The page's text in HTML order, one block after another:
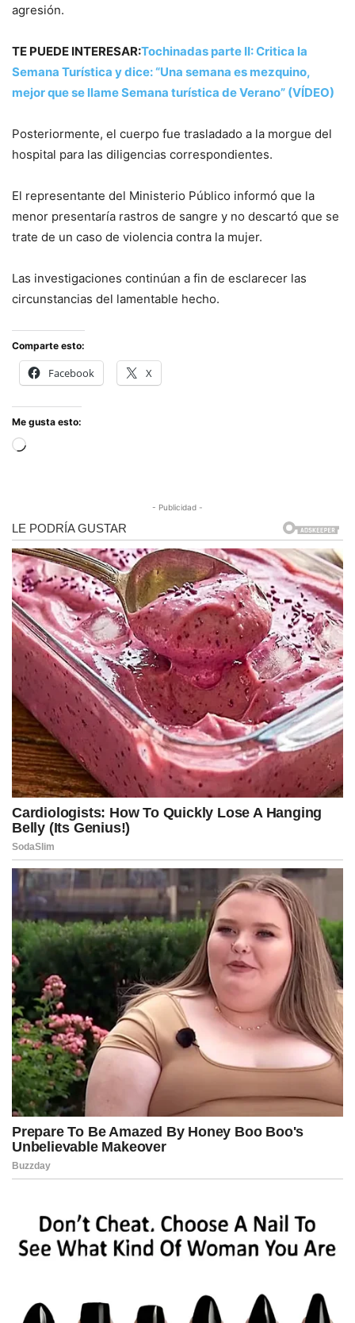
agresión.
TE PUEDE INTERESAR:Tochinadas parte II: Critica la
Semana Turística y dice: “Una semana es mezquino,
mejor que se llame Semana turística de Verano” (VÍDEO)
Posteriormente, el cuerpo fue trasladado a la morgue del
hospital para las diligencias correspondientes.
El representante del Ministerio Público informó que la
menor presentaría rastros de sangre y no descartó que se
trate de un caso de violencia contra la mujer.
Las investigaciones continúan a fin de esclarecer las
circunstancias del lamentable hecho.
Comparte esto:
Facebook X
Me gusta esto:
Cargando...
- Publicidad -